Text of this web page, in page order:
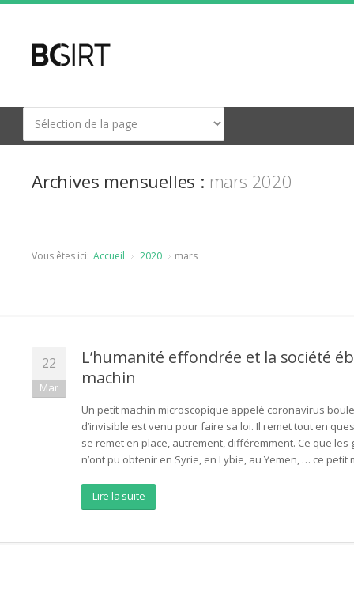
Archives mensuelles : mars 2020
Vous êtes ici: Accueil 2020 mars
22
Mar
L’humanité effondrée et la société
machin
Un petit machin microscopique appelé coronavirus
d’invisible est venu pour faire sa loi. Il remet tout en
se remet en place, autrement, différemment. Ce que
n’ont pu obtenir en Syrie, en Lybie, au Yemen, … ce petit
Lire la suite